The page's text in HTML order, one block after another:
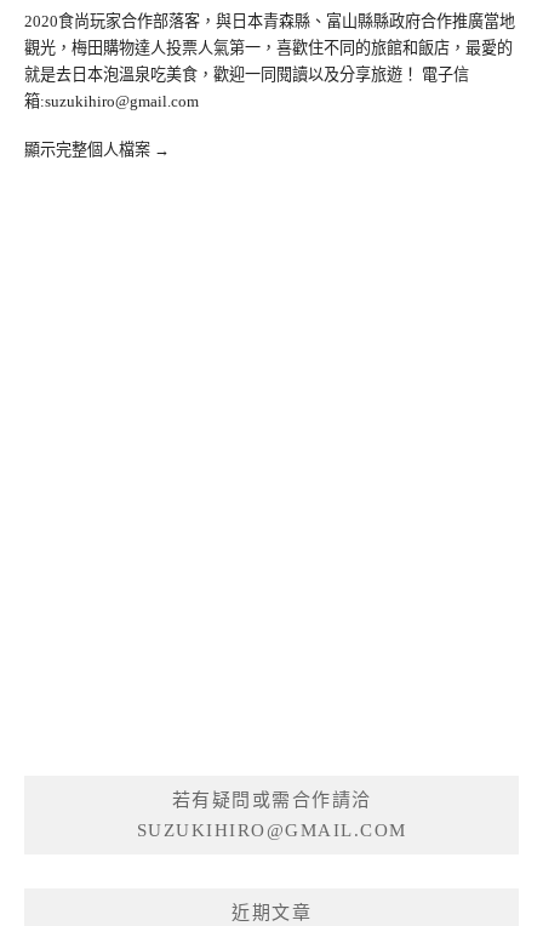
2020食尚玩家合作部落客，與日本青森縣、富山縣縣政府合作推廣當地
觀光，梅田購物達人投票人氣第一，喜歡住不同的旅館和飯店，最愛的
就是去日本泡溫泉吃美食，歡迎一同閱讀以及分享旅遊！ 電子信
箱:suzukihiro@gmail.com
顯示完整個人檔案 →
若有疑問或需合作請洽
SUZUKIHIRO@GMAIL.COM
近期文章